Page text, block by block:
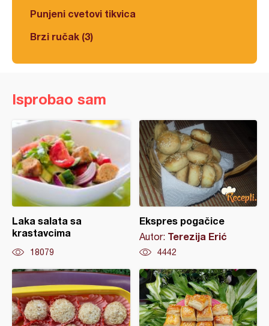
Punjeni cvetovi tikvica
Brzi ručak (3)
Isprobao sam
Laka salata sa
krastavcima
18079
Ekspres pogačice
Autor: Terezija Erić
4442